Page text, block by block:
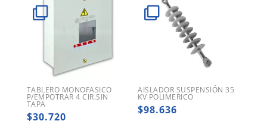
TABLERO MONOFASICO
P/EMPOTRAR 4 CIR.SIN
TAPA
$30.720
AISLADOR SUSPENSIÓN 35
KV POLIMERICO
$98.636